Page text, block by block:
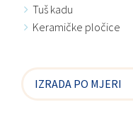
Tuš kadu
Keramičke pločice
IZRADA PO MJERI